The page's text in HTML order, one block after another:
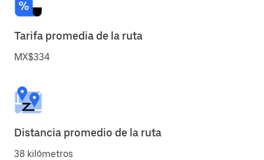
Tarifa promedia de la ruta
MX$334
Distancia promedio de la ruta
38 kilómetros